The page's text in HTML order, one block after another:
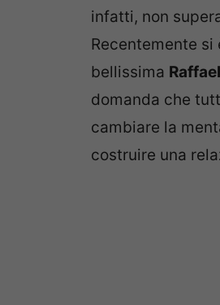
infatti, non
Recentemente si
bellissima
domanda che
cambiare la
costruire una